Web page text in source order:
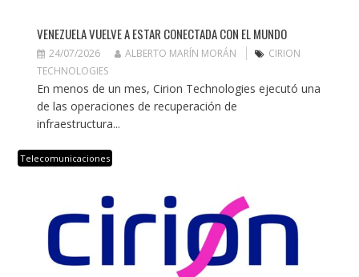
VENEZUELA VUELVE A ESTAR CONECTADA CON EL MUNDO
24/07/2026 ALBERTO MARÍN MORÁN
CIRION
TECHNOLOGIES
En menos de un mes, Cirion Technologies ejecutó una
de las operaciones de recuperación de
infraestructura...
Telecomunicaciones